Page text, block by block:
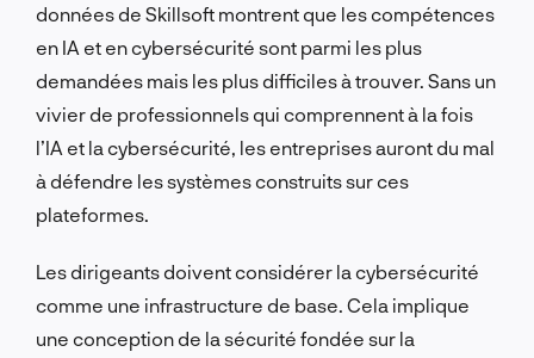
données de Skillsoft montrent que les compétences
en IA et en cybersécurité sont parmi les plus
demandées mais les plus difficiles à trouver. Sans un
vivier de professionnels qui comprennent à la fois
l’IA et la cybersécurité, les entreprises auront du mal
à défendre les systèmes construits sur ces
plateformes.
Les dirigeants doivent considérer la cybersécurité
comme une infrastructure de base. Cela implique
une conception de la sécurité fondée sur la